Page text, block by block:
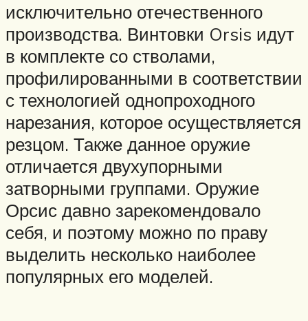
исключительно отечественного
производства. Винтовки Orsis идут
в комплекте со стволами,
профилированными в соответствии
с технологией однопроходного
нарезания, которое осуществляется
резцом. Также данное оружие
отличается двухупорными
затворными группами. Оружие
Орсис давно зарекомендовало
себя, и поэтому можно по праву
выделить несколько наиболее
популярных его моделей.